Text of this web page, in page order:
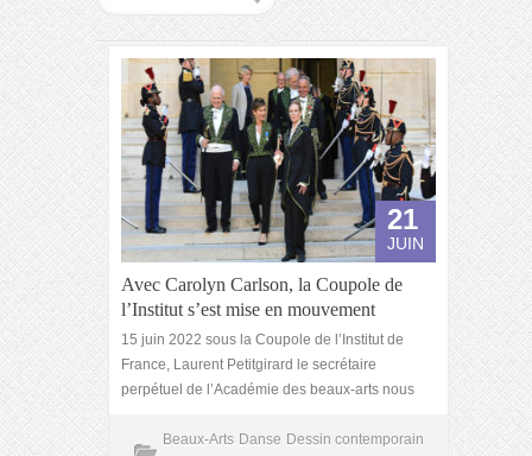
21
JUIN
Avec Carolyn Carlson, la Coupole de
l’Institut s’est mise en mouvement
15 juin 2022 sous la Coupole de l’Institut de
France, Laurent Petitgirard le secrétaire
perpétuel de l’Académie des beaux-arts nous
Beaux-Arts Danse Dessin contemporain